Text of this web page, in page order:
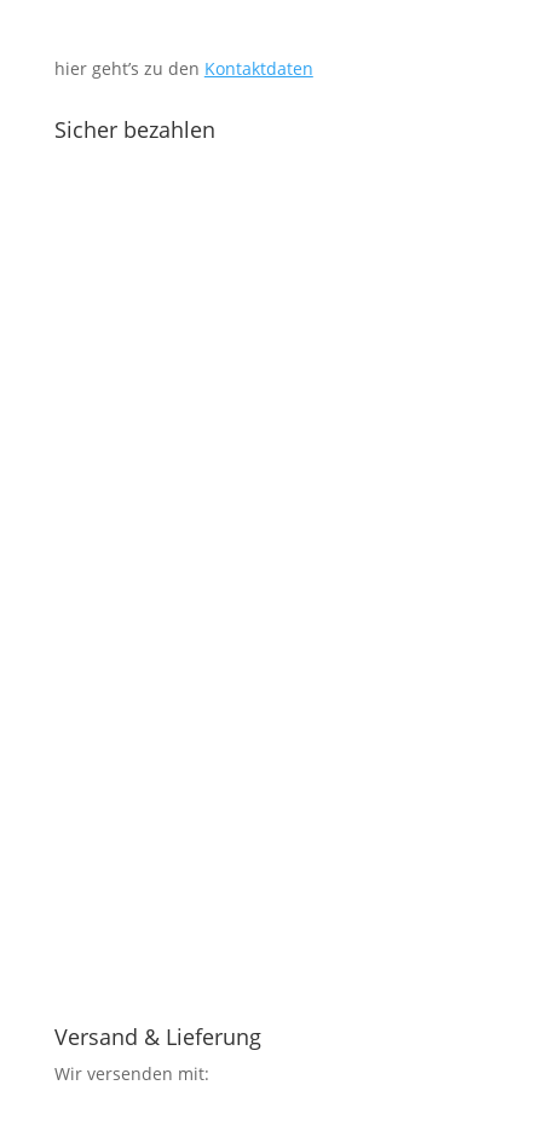
hier geht’s zu den Kontaktdaten
Sicher bezahlen
Versand & Lieferung
Wir versenden mit: